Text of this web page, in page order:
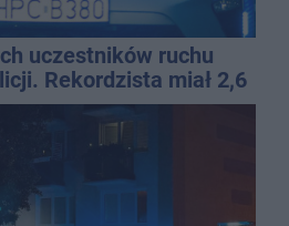
uczestników ruchu
Rekordzista miał 2,6